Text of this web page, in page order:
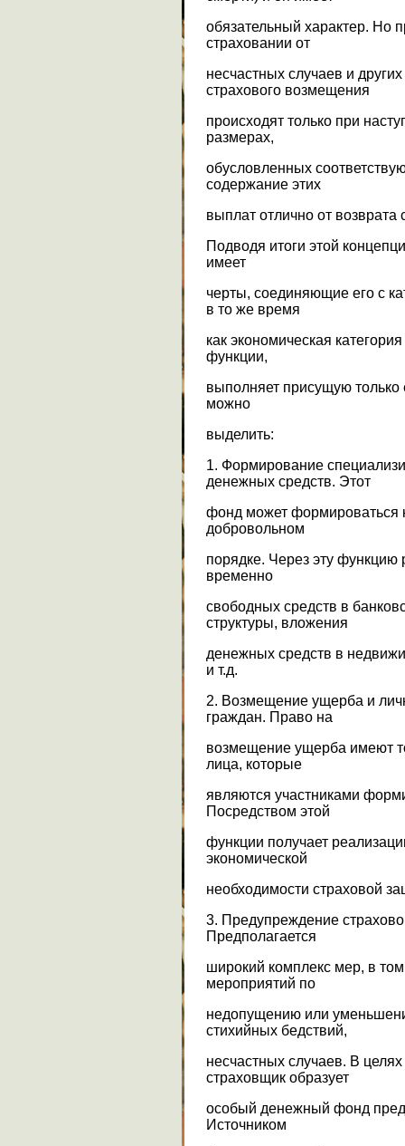
обязательный характер. Но
страховании от
несчастных случаев и
страхового возмещения
происходят только при
размерах,
обусловленных
содержание этих
выплат отлично от возврата
Подводя итоги этой
имеет
черты, соединяющие его с
в то же время
как экономическая
функции,
выполняет присущую
можно
выделить:
1. Формирование
денежных средств. Этот
фонд может формироваться
добровольном
порядке. Через эту
временно
свободных средств в
структуры, вложения
денежных средств в
и т.д.
2. Возмещение ущерба и
граждан. Право на
возмещение ущерба имеют
лица, которые
являются участниками
Посредством этой
функции получает
экономической
необходимости страховой
3. Предупреждение
Предполагается
широкий комплекс мер, в
мероприятий по
недопущению или
стихийных бедствий,
несчастных случаев. В
страховщик образует
особый денежный фонд
Источником